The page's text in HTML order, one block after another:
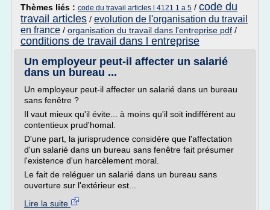
Thèmes liés : code du travail articles l 4121 1 a 5 / code du
travail articles / evolution de l'organisation du travail
en france / organisation du travail dans l'entreprise pdf /
conditions de travail dans l entreprise
Un employeur peut-il affecter un salarié
dans un bureau ...
Un employeur peut-il affecter un salarié dans un bureau
sans fenêtre ?
Il vaut mieux qu'il évite... à moins qu'il soit indifférent au
contentieux prud'homal.
D'une part, la jurisprudence considère que l'affectation
d'un salarié dans un bureau sans fenêtre fait présumer
l'existence d'un harcèlement moral.
Le fait de reléguer un salarié dans un bureau sans
ouverture sur l'extérieur est...
Lire la suite